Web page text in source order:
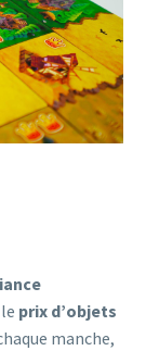
prix d’objets
manche,